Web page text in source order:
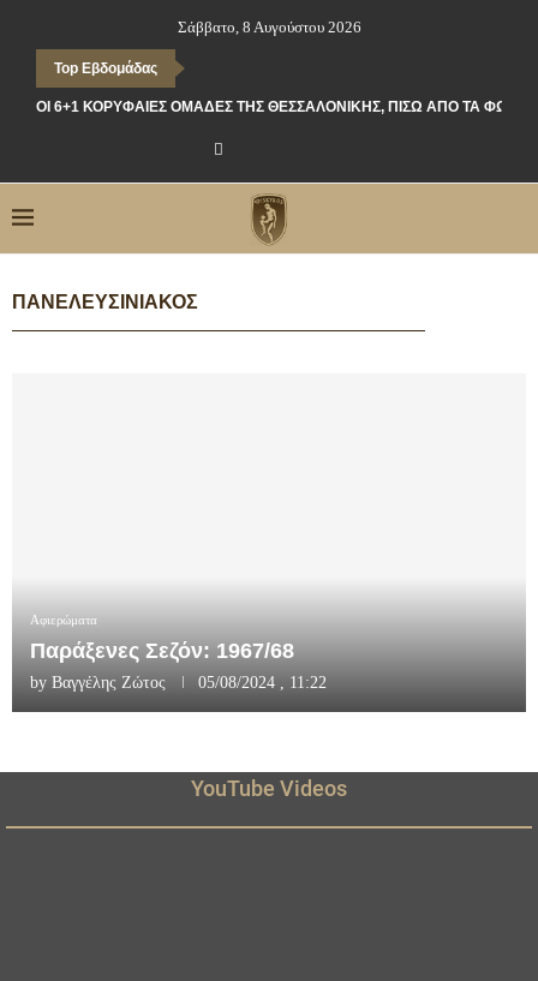
Σάββατο, 8 Αυγούστου 2026
Top Εβδομάδας
ΟΙ 6+1 ΚΟΡΥΦΑΊΕΣ ΟΜΆΔΕΣ ΤΗΣ ΘΕΣΣΑΛΟΝΊΚΗΣ, ΠΊΣΩ ΑΠΌ ΤΑ ΦΏΤΑ
ΠΑΝΕΛΕΥΣΙΝΙΑΚΌΣ
Αφιερώματα
Παράξενες Σεζόν: 1967/68
by Βαγγέλης Ζώτος 05/08/2024 , 11:22
YouTube Videos